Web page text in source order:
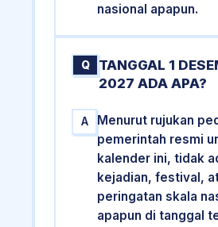
nasional apapun.
Q
TANGGAL 1
2027 ADA APA?
A
Menurut rujukan
pemerintah resmi
kalender ini, tidak
kejadian, festival,
peringatan skala
apapun di tanggal